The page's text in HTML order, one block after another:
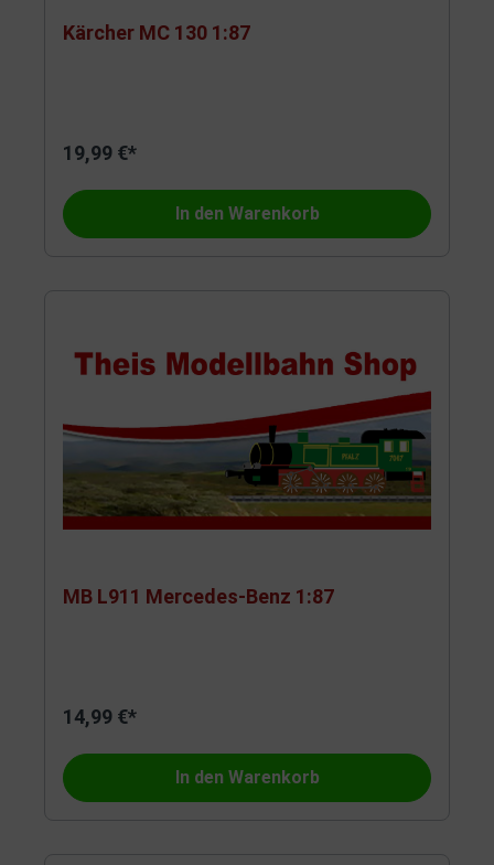
Kärcher MC 130 1:87
19,99 €*
In den Warenkorb
MB L911 Mercedes-Benz 1:87
14,99 €*
In den Warenkorb